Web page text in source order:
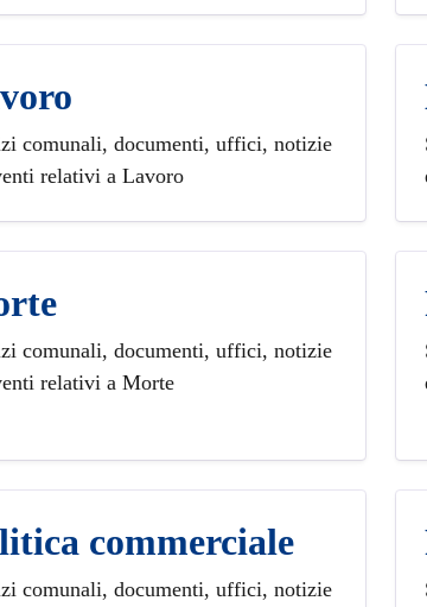
comunali, documenti, uffici, notizie
relativi a Lavoro
comunali, documenti, uffici, notizie
relativi a Morte
commerciale
comunali, documenti, uffici, notizie